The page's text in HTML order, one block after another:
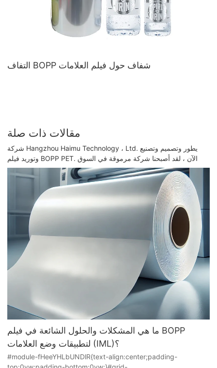
التفاف BOPP شفاف حول فيلم العلامات
مقالات ذات صلة
شركة Hangzhou Haimu Technology ، Ltd. يطور وتصميم وتصنيع
وتوريد فيلم BOPP PET. الآن ، لقد أصبحنا شركة مرموقة في السوق
ما هي المشكلات والحلول الشائعة في فيلم BOPP
لتطبيقات وضع العلامات (IML)؟
#module-fHeeYHLbUNDlR{text-align:center;padding-